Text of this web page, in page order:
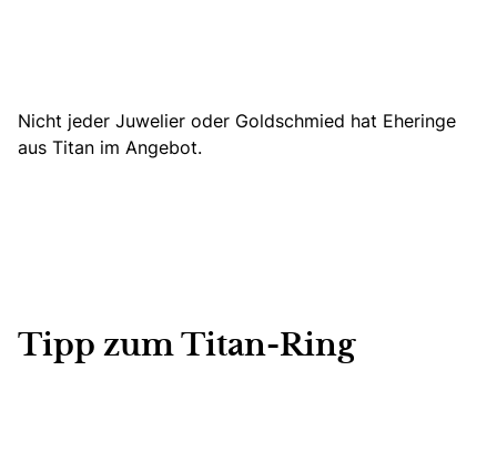
Nicht jeder Juwelier oder Goldschmied hat Eheringe
aus Titan im Angebot.
Tipp zum Titan-Ring